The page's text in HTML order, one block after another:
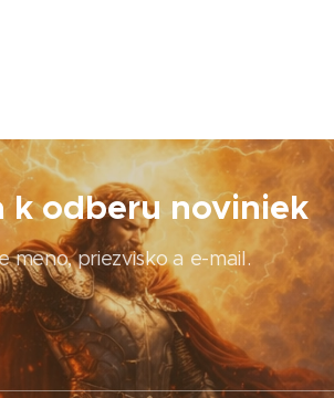
k odberu noviniek
meno, priezvisko a e-mail.